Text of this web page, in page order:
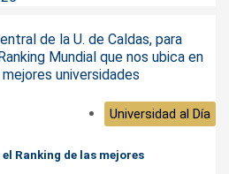
Universidad al Día
Ranking de las mejores